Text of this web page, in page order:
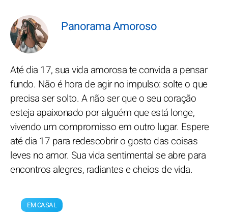
Panorama Amoroso
Até dia 17, sua vida amorosa te convida a pensar
fundo. Não é hora de agir no impulso: solte o que
precisa ser solto. A não ser que o seu coração
esteja apaixonado por alguém que está longe,
vivendo um compromisso em outro lugar. Espere
até dia 17 para redescobrir o gosto das coisas
leves no amor. Sua vida sentimental se abre para
encontros alegres, radiantes e cheios de vida.
EM CASAL